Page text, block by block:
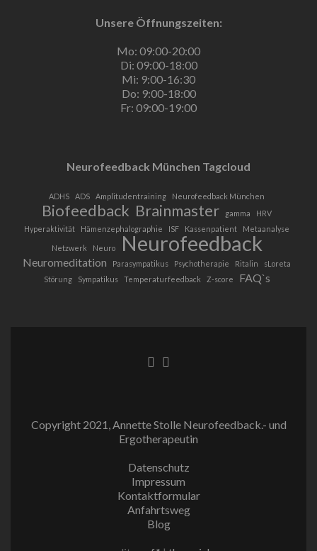
Unsere Öffnungszeiten:
Mo: 09:00-20:00
Di: 09:00-18:00
Mi: 9:00-16:30
Do: 9:00-18:00
Fr: 09:00-19:00
Neurofeedback München Tagcloud
ADHS ADS Amplitudentraining Neurofeedback München
Biofeedback Brainmaster gamma
HRV
Hyperaktivität
Hämenzephalographie ISF Kassenpatient Metaanalyse
Netzwerk Neuro Neurofeedback
Neuromeditation Parasympatikus Psychotherapie Ritalin
sLoreta
Störung
Sympatikus Temperaturfeedback Z-score FAQ`s
Facebook-
Instagram
Copyright 2021, Annette Stolle Neurofeedback.- und
Ergotherapeutin
Datenschutz
Impressum
Kontaktformular
Anfahrtsweg
Blog